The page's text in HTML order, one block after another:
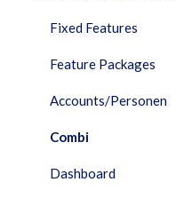
Beheer
Combi
Documenten
Facturatie
Financieel
Fixed Features
Feature Packages
Accounts/Personen
Combi
Dashboard